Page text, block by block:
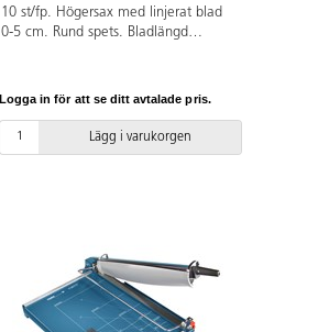
10 st/fp. Högersax med linjerat blad
0-5 cm. Rund spets. Bladlängd
Logga in för att se ditt avtalade pris.
Lägg i varukorgen